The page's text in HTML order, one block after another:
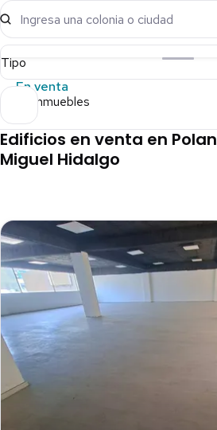
Ingresa una colonia o ciudad
Tipo
En venta
44 inmuebles
Edificios en venta en
Miguel Hidalgo